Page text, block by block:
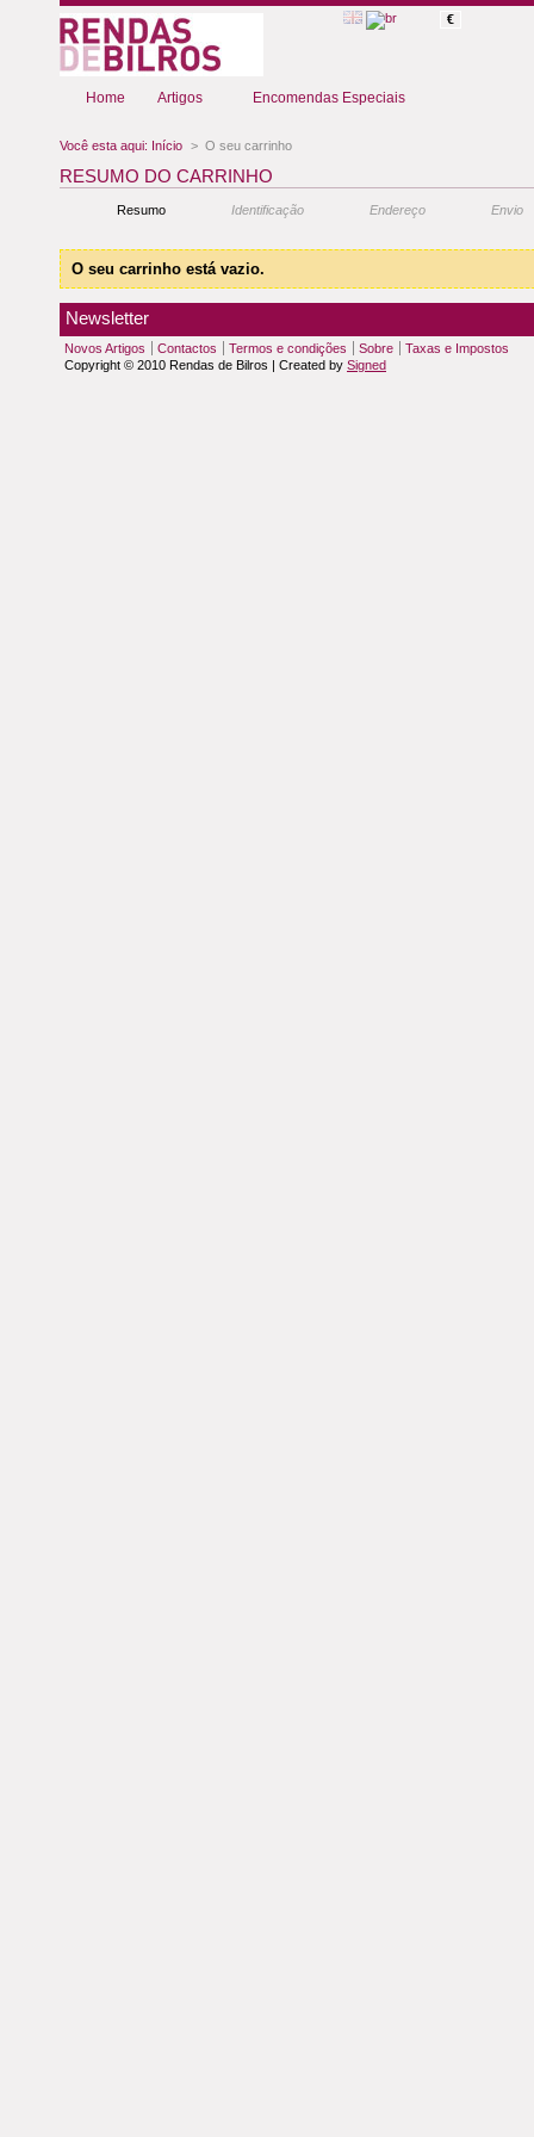
€
Home Artigos Encomendas Especiais
Você esta aqui: Início > O seu carrinho
RESUMO DO CARRINHO
Resumo Identificação Endereço Envio
O seu carrinho está vazio.
Newsletter
Novos Artigos Contactos Termos e condições Sobre
Taxas e Impostos
Copyright © 2010 Rendas de Bilros | Created by Signed